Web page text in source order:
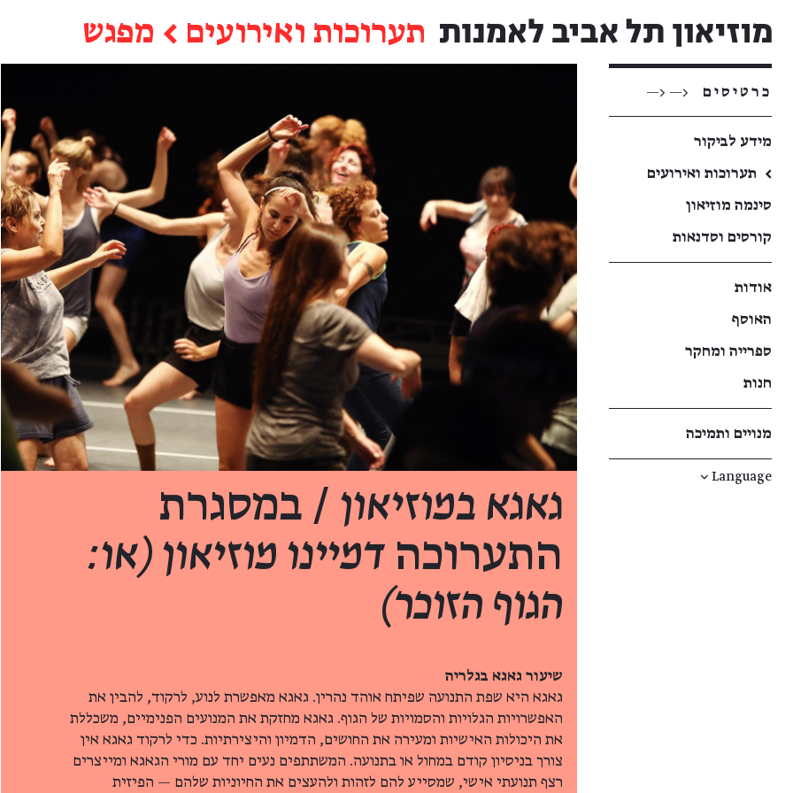
תערוכות ואירועים ← מפגש
כרטיסים <— <—
מידע לביקור
←
תערוכות ואירועים
סינמה מוזיאון
קורסים וסדנאות
אודות
האוסף
ספרייה ומחקר
חנות
מנויים ותמיכה
Language
↓
גאגא במוזיאון / במסגרת
התערוכהדמיינו מוזיאון (או:
הגוף הזוכר)
שיעור גאגא בגלריה
גאגא היא שפת התנועה שפיתח אוהד נהרין. גאגא מאפשרת לנוע, לרקוד, להבין את
האפשרויות הגלויות והסמויות של הגוף. גאגא מחזקת את המנועים הפנימיים, משכללת
את היכולות האישיות ומעירה את החושים, הדמיון והיצירתיות. כדי לרקוד גאגא אין
צורך בניסיון קודם במחול או בתנועה. המשתתפים נעים יחד עם מורי הגאגא ומייצרים
רצף תנועתי אישי, שמסייע להם לזהות ולהעצים את החיוניות שלהם — הפיזית